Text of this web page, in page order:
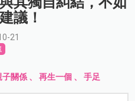
議！
21
子關係 、再生一個 、手足